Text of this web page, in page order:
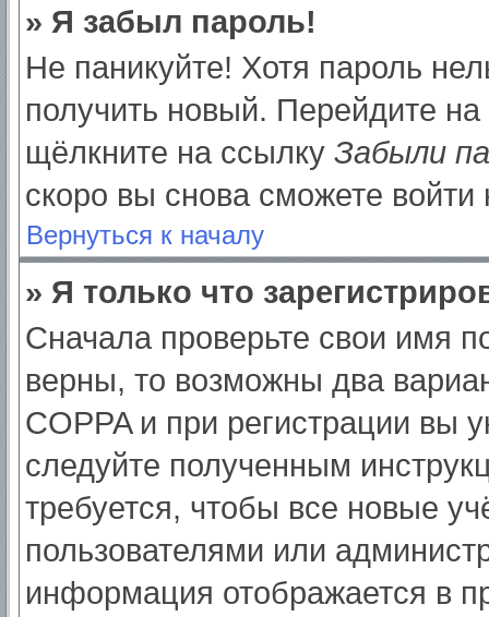
» Я забыл пароль!
Не паникуйте! Хотя пароль
получить новый. Перейдите
щёлкните на ссылку Забыли
скоро вы снова сможете
Вернуться к началу
» Я только что
Сначала проверьте свои имя
верны, то возможны два
COPPA и при регистрации вы
следуйте полученным
требуется, чтобы все новые
пользователями или
информация отображается в